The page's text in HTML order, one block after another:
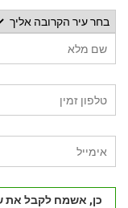
כן, אשמח לקבל את